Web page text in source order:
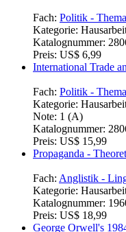
Fach: Politik -
Kategorie:
Katalognummer:
Preis: US$ 6,99
International Trade
Fach: Politik -
Kategorie:
Note: 1 (A)
Katalognummer:
Preis: US$ 15,99
Propaganda -
Fach: Anglistik -
Kategorie:
Katalognummer:
Preis: US$ 18,99
George Orwell's